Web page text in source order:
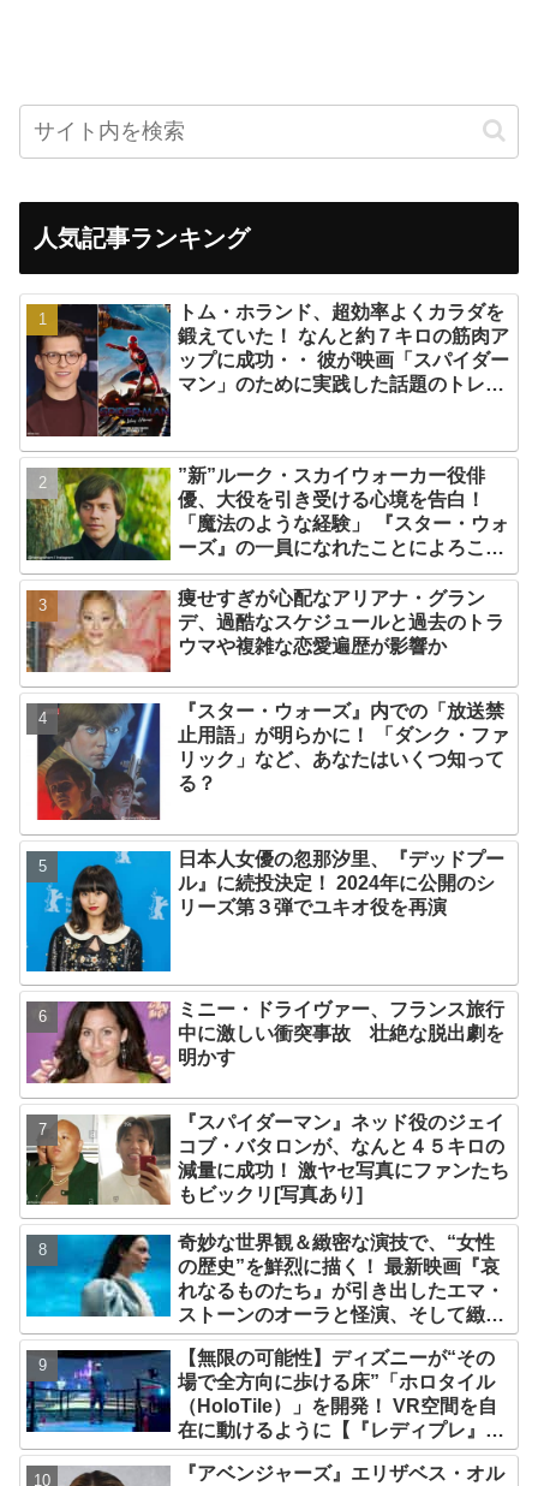
人気記事ランキング
トム・ホランド、超効率よくカラダを
鍛えていた！ なんと約７キロの筋肉ア
ップに成功・・ 彼が映画「スパイダー
マン」のために実践した話題のトレー
”新”ルーク・スカイウォーカー役俳
優、大役を引き受ける心境を告白！
「魔法のような経験」 『スター・ウォ
ーズ』の一員になれたことによろこび
爆発
痩せすぎが心配なアリアナ・グラン
デ、過酷なスケジュールと過去のトラ
ウマや複雑な恋愛遍歴が影響か
『スター・ウォーズ』内での「放送禁
止用語」が明らかに！ 「ダンク・ファ
リック」など、あなたはいくつ知って
る？
日本人女優の忽那汐里、『デッドプー
ル』に続投決定！ 2024年に公開のシ
リーズ第３弾でユキオ役を再演
ミニー・ドライヴァー、フランス旅行
中に激しい衝突事故 壮絶な脱出劇を
明かす
『スパイダーマン』ネッド役のジェイ
コブ・バタロンが、なんと４５キロの
減量に成功！ 激ヤセ写真にファンたち
もビックリ[写真あり]
奇妙な世界観＆緻密な演技で、“女性
の歴史”を鮮烈に描く！ 最新映画『哀
れなるものたち』が引き出したエマ・
ストーンのオーラと怪演、そして緻密
すぎる演技力！ これは女性の“自由意
志”の物語［レビュー＆解説］
【無限の可能性】ディズニーが“その
場で全方向に歩ける床”「ホロタイル
（HoloTile）」を開発！ VR空間を自
在に動けるように【『レディプレ』実
現への大きな一歩？】
『アベンジャーズ』エリザベス・オル